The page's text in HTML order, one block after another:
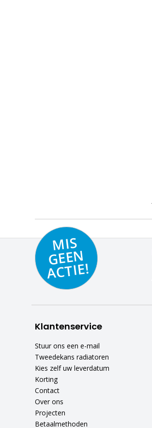
MIS
GEE
N
A
C
TIE!
Klantenservice
Stuur ons een e-mail
Tweedekans radiatoren
Kies zelf uw leverdatum
Korting
Contact
Over ons
Projecten
Betaalmethoden